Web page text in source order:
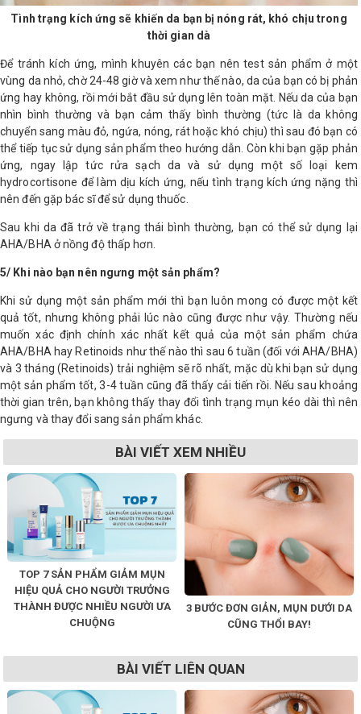
Tình trạng kích ứng sẽ khiến da bạn bị nóng rát, khó chịu trong
thời gian dà
Để tránh kích ứng, mình khuyên các bạn nên test sản phẩm ở một
vùng da nhỏ, chờ 24-48 giờ và xem như thế nào, da của bạn có bị phản
ứng hay không, rồi mới bắt đầu sử dụng lên toàn mặt. Nếu da của bạn
nhìn bình thường và bạn cảm thấy bình thường (tức là da không
chuyển sang màu đỏ, ngứa, nóng, rát hoặc khó chịu) thì sau đó bạn có
thể tiếp tục sử dụng sản phẩm theo hướng dẫn. Còn khi bạn gặp phản
ứng, ngay lập tức rửa sạch da và sử dụng một số loại kem
hydrocortisone để làm dịu kích ứng, nếu tình trạng kích ứng nặng thì
nên đến gặp bác sĩ để sử dụng thuốc.
Sau khi da đã trở về trạng thái bình thường, bạn có thể sử dụng lại
AHA/BHA ở nồng độ thấp hơn.
5/ Khi nào bạn nên ngưng một sản phẩm?
Khi sử dụng một sản phẩm mới thì bạn luôn mong có được một kết
quả tốt, nhưng không phải lúc nào cũng được như vậy. Thường nếu
muốn xác định chính xác nhất kết quả của một sản phẩm chứa
AHA/BHA hay Retinoids như thế nào thì sau 6 tuần (đối với AHA/BHA)
và 3 tháng (Retinoids) trải nghiệm sẽ rõ nhất, mặc dù khi bạn sử dụng
một sản phẩm tốt, 3-4 tuần cũng đã thấy cải tiến rồi. Nếu sau khoảng
thời gian trên, bạn không thấy thay đổi tình trạng mụn kéo dài thì nên
ngưng và thay đổi sang sản phẩm khác.
BÀI VIẾT XEM NHIỀU
TOP 7 SẢN PHẨM GIẢM MỤN
HIỆU QUẢ CHO NGƯỜI TRƯỞNG
THÀNH ĐƯỢC NHIỀU NGƯỜI ƯA
CHUỘNG
3 BƯỚC ĐƠN GIẢN, MỤN DƯỚI DA
CŨNG THỔI BAY!
BÀI VIẾT LIÊN QUAN